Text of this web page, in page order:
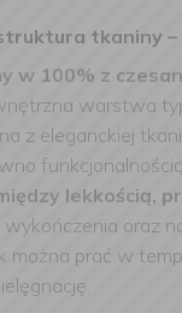
tkaniny
w 100% z
warstwa
z eleganckiej
lekkością,
można prać w